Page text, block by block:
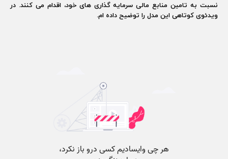
نسبت به تامین منابع مالی سرمایه گذاری های خود، اقدام می کنند. در
ویدئوی کوتاهی این مدل را توضیح داده ام.